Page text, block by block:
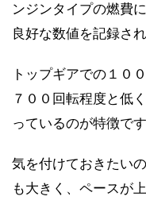
ンジンタイプの燃費
良好な数値を記録さ
トップギアでの１０
７００回転程度と低
っているのが特徴です
気を付けておきたい
も大きく、ペースが